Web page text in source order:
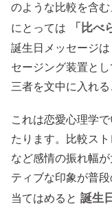
のような比較を含
にとっては
「比べ
誕生日メッセージ
セージング装置と
三者を文中に入れ
これは恋愛心理学
たります。比較ス
など感情の振れ幅
ティブな印象が普
当てはめると 誕生